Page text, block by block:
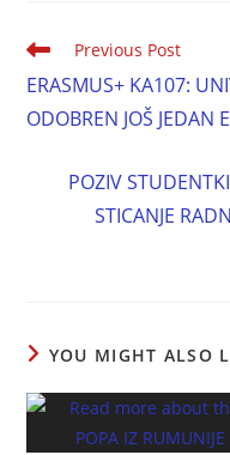
Previous Post
ERASMUS+ KA107:
ODOBREN JOŠ JEDAN
POZIV
STICANJE
YOU MIGHT ALSO